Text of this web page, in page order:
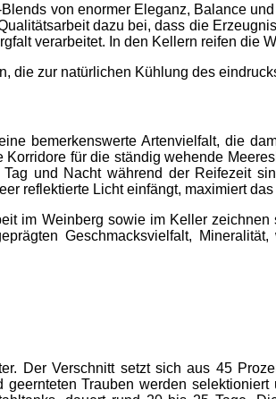
von enormer Eleganz, Balance
dazu bei, dass die
verarbeitet. In den Kellern reifen die
die zur natürlichen Kühlung des
bemerkenswerte Artenvielfalt, die
für die ständig wehende
und Nacht während der Reifezeit
reflektierte Licht einfängt, maximiert
im Weinberg sowie im Keller
Geschmacksvielfalt,
Der Verschnitt setzt sich aus 45
Trauben werden